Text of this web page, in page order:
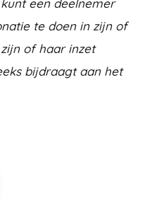
een deelnemer
te doen in zijn of
of haar inzet
bijdraagt aan het